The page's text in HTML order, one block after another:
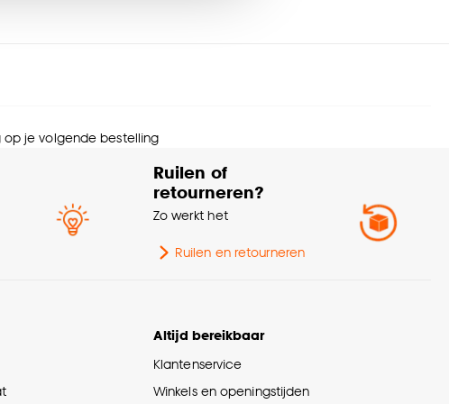
Gewicht 3.4 Kg
Industrieel
op je volgende bestelling
Ruilen of
retourneren?
Zo werkt het
Ruilen en retourneren
Altijd bereikbaar
Klantenservice
Winkels en openingstijden